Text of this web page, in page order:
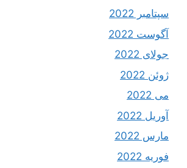
سپتامبر 2022
آگوست 2022
جولای 2022
ژوئن 2022
می 2022
آوریل 2022
مارس 2022
فوریه 2022